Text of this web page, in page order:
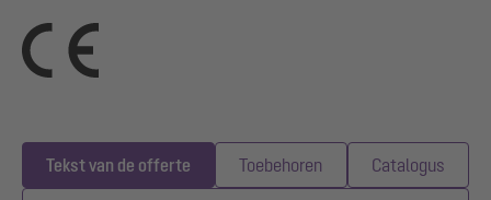
Tekst van de offerte Toebehoren Catalogus